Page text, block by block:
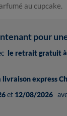
au cupcake.
pour
le retrait gratuit à
livraison express
et 12/08/2026